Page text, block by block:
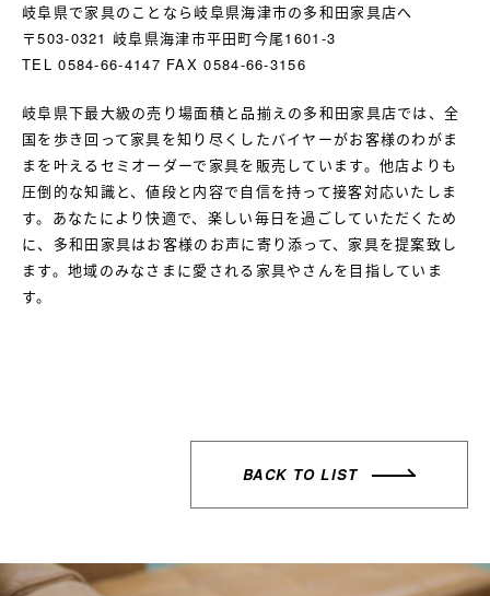
岐阜県で家具のことなら岐阜県海津市の多和田家具店へ
〒503-0321 岐阜県海津市平田町今尾1601-3
TEL 0584-66-4147 FAX 0584-66-3156
岐阜県下最大級の売り場面積と品揃えの多和田家具店では、全
国を歩き回って家具を知り尽くしたバイヤーがお客様のわがま
まを叶えるセミオーダーで家具を販売しています。他店よりも
圧倒的な知識と、値段と内容で自信を持って接客対応いたしま
す。あなたにより快適で、楽しい毎日を過ごしていただくため
に、多和田家具はお客様のお声に寄り添って、家具を提案致し
ます。地域のみなさまに愛される家具やさんを目指していま
す。
BACK TO LIST